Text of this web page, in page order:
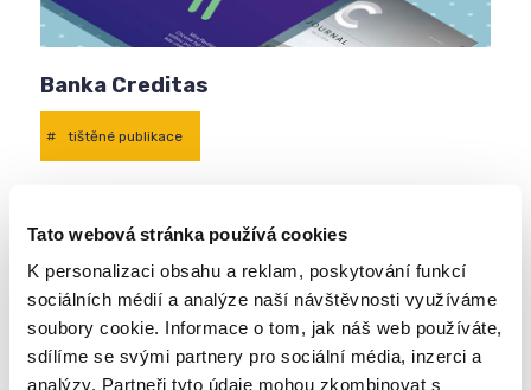
Tato webová stránka používá cookies
K personalizaci obsahu a reklam, poskytování funkcí
sociálních médií a analýze naší návštěvnosti využíváme
soubory cookie. Informace o tom, jak náš web používáte,
sdílíme se svými partnery pro sociální média, inzerci a
analýzy. Partneři tyto údaje mohou zkombinovat s
Banka Creditas
# tištěné publikace